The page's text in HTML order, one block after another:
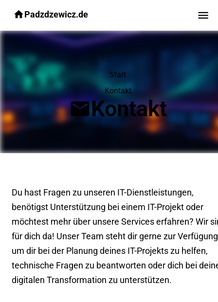
Padzdzewicz.de
Start
Kontakt
Kontakt
Du hast Fragen zu unseren IT-Dienstleistungen,
benötigst Unterstützung bei einem IT-Projekt oder
möchtest mehr über unsere Services erfahren? Wir
für dich da! Unser Team steht dir gerne zur
um dir bei der Planung deines IT-Projekts zu helfen,
technische Fragen zu beantworten oder dich bei
digitalen Transformation zu unterstützen.